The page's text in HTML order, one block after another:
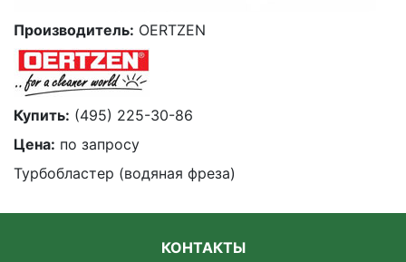
Производитель: OERTZEN
Купить: (495) 225-30-86
Цена: по запросу
Турбобластер (водяная фреза)
КОНТАКТЫ